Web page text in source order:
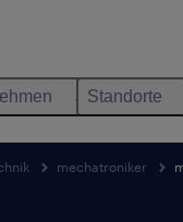
Standorte
mechatroniker